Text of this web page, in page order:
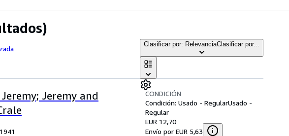
Clasificar por: RelevanciaClasificar por...
Jeremy and
CONDICIÓN
Condición: Usado - RegularUsado -
Regular
EUR 12,70
Envío por EUR 5,63